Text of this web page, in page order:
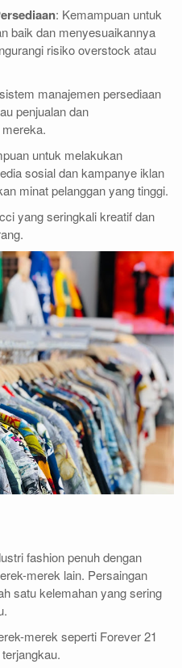
: Kemampuan untuk
baik dan menyesuaikannya
risiko overstock atau
manajemen persediaan
penjualan dan
untuk melakukan
sosial dan kampanye iklan
minat pelanggan yang tinggi.
yang seringkali kreatif dan
fashion penuh dengan
merek lain. Persaingan
satu kelemahan yang sering
merek seperti Forever 21